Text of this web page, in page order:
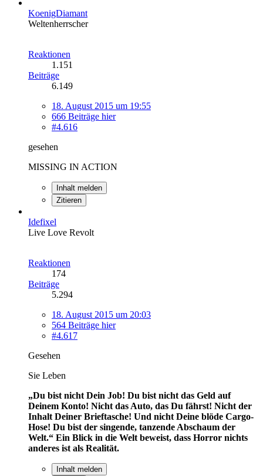
KoenigDiamant
Weltenherrscher
Reaktionen
1.151
Beiträge
6.149
18. August 2015 um 19:55
666 Beiträge hier
#4.616
gesehen
MISSING IN ACTION
Inhalt melden
Zitieren
Idefixel
Live Love Revolt
Reaktionen
174
Beiträge
5.294
18. August 2015 um 20:03
564 Beiträge hier
#4.617
Gesehen
Sie Leben
„Du bist nicht Dein Job! Du bist nicht das Geld auf
Deinem Konto! Nicht das Auto, das Du fährst! Nicht der
Inhalt Deiner Brieftasche! Und nicht Deine blöde Cargo-
Hose! Du bist der singende, tanzende Abschaum der
Welt.“ Ein Blick in die Welt beweist, dass Horror nichts
anderes ist als Realität.
Inhalt melden